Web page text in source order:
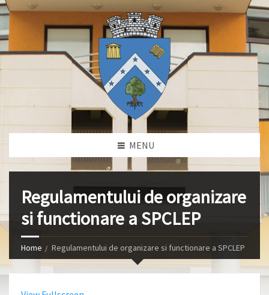
MENU
Regulamentului de organizare
si functionare a SPCLEP
Home Regulamentului de organizare si functionare a SPCLEP